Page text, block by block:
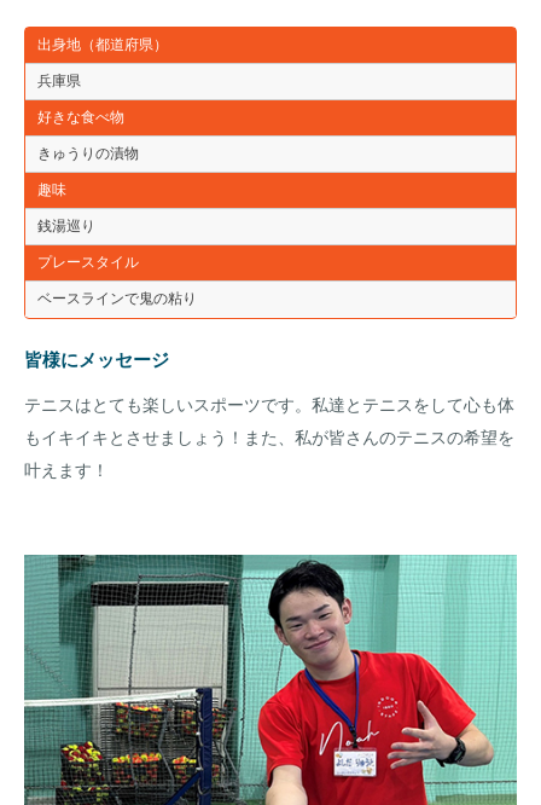
出身地（都道府県）
兵庫県
好きな食べ物
きゅうりの漬物
趣味
銭湯巡り
プレースタイル
ベースラインで鬼の粘り
皆様にメッセージ
テニスはとても楽しいスポーツです。私達とテニスをして心も体
もイキイキとさせましょう！また、私が皆さんのテニスの希望を
叶えます！